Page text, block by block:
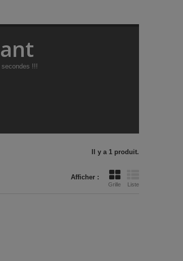
secondes !!!
Il y a 1 produit.
Afficher :
Grille Liste